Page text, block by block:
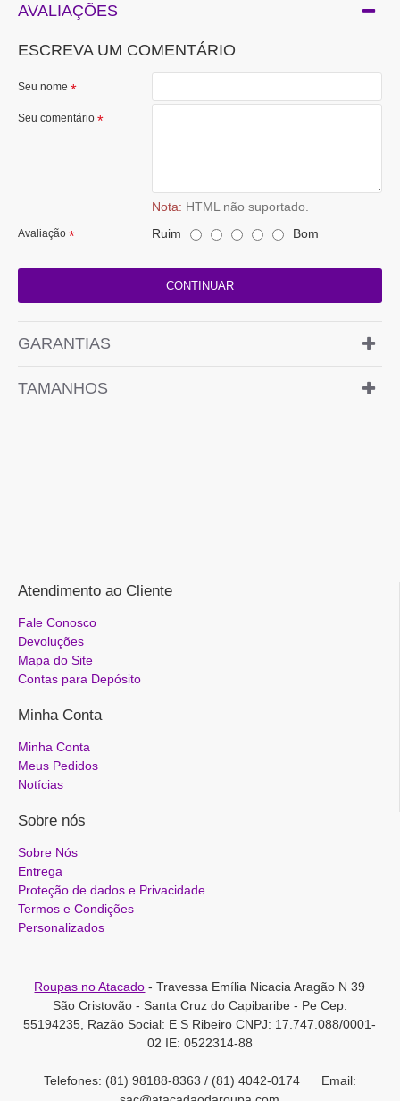
AVALIAÇÕES
ESCREVA UM COMENTÁRIO
Seu nome
Seu comentário
Nota: HTML não suportado.
Avaliação Ruim Bom
CONTINUAR
GARANTIAS
TAMANHOS
Atendimento ao Cliente
Fale Conosco
Devoluções
Mapa do Site
Contas para Depósito
Minha Conta
Minha Conta
Meus Pedidos
Notícias
Sobre nós
Sobre Nós
Entrega
Proteção de dados e Privacidade
Termos e Condições
Personalizados
Roupas no Atacado - Travessa Emília Nicacia Aragão N 39
São Cristovão - Santa Cruz do Capibaribe - Pe Cep:
55194235, Razão Social: E S Ribeiro CNPJ: 17.747.088/0001-
02 IE: 0522314-88
Telefones: (81) 98188-8363 / (81) 4042-0174 Email: